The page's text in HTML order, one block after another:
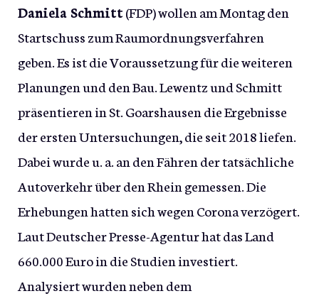
Daniela Schmitt(FDP) wollen am Montag den
Startschuss zum Raumordnungsverfahren
geben. Es ist die Voraussetzung für die weiteren
Planungen und den Bau. Lewentz und Schmitt
präsentieren in St. Goarshausen die Ergebnisse
der ersten Untersuchungen, die seit 2018 liefen.
Dabei wurde u. a. an den Fähren der tatsächliche
Autoverkehr über den Rhein gemessen. Die
Erhebungen hatten sich wegen Corona verzögert.
Laut Deutscher Presse-Agentur hat das Land
660.000 Euro in die Studien investiert.
Analysiert wurden neben dem